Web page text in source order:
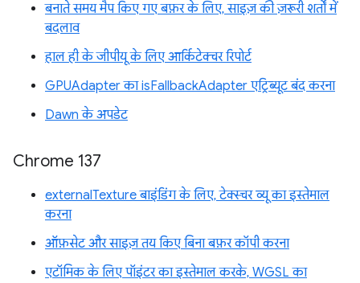
बनाते समय मैप किए गए बफ़र के लिए, साइज़ की ज़रूरी शर्तों में
बदलाव
हाल ही के जीपीयू के लिए आर्किटेक्चर रिपोर्ट
GPUAdapter का isFallbackAdapter एट्रिब्यूट बंद करना
Dawn के अपडेट
Chrome 137
externalTexture बाइंडिंग के लिए, टेक्स्चर व्यू का इस्तेमाल
करना
ऑफ़सेट और साइज़ तय किए बिना बफ़र कॉपी करना
एटॉमिक के लिए पॉइंटर का इस्तेमाल करके, WGSL का